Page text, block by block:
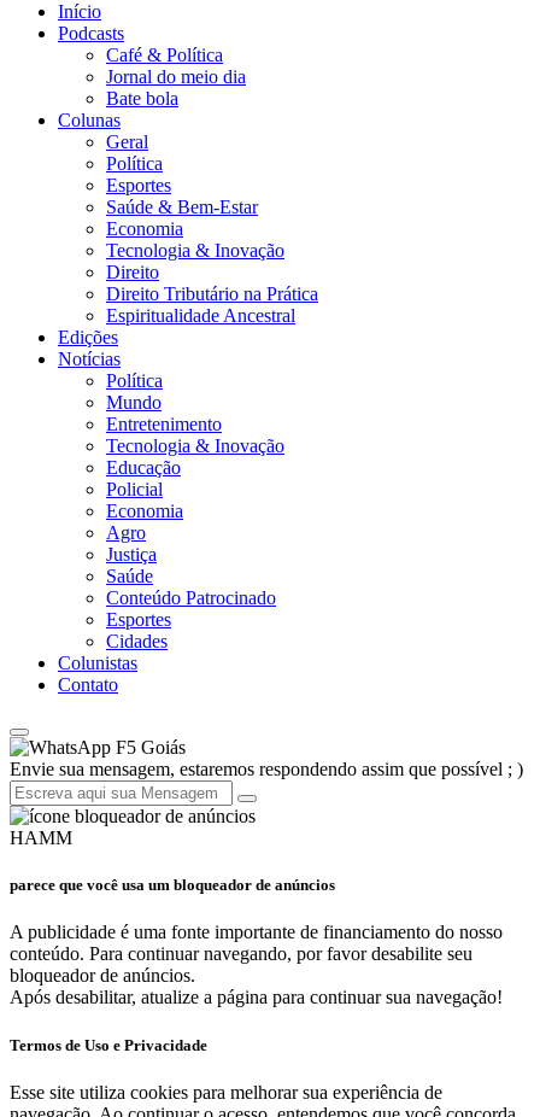
Início
Podcasts
Café & Política
Jornal do meio dia
Bate bola
Colunas
Geral
Política
Esportes
Saúde & Bem-Estar
Economia
Tecnologia & Inovação
Direito
Direito Tributário na Prática
Espiritualidade Ancestral
Edições
Notícias
Política
Mundo
Entretenimento
Tecnologia & Inovação
Educação
Policial
Economia
Agro
Justiça
Saúde
Conteúdo Patrocinado
Esportes
Cidades
Colunistas
Contato
F5 Goiás
Envie sua mensagem, estaremos respondendo assim que possível ; )
HAMM
parece que você usa um bloqueador de anúncios
A publicidade é uma fonte importante de financiamento do nosso
conteúdo. Para continuar navegando, por favor desabilite seu
bloqueador de anúncios.
Após desabilitar, atualize a página para continuar sua navegação!
Termos de Uso e Privacidade
Esse site utiliza cookies para melhorar sua experiência de